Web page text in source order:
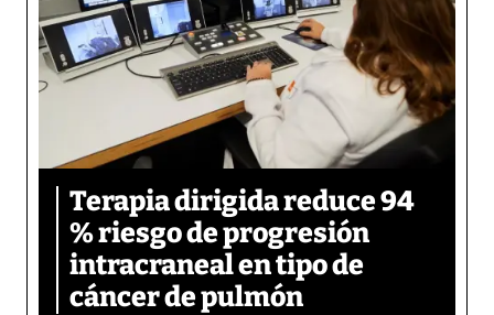
Terapia dirigida reduce 94
% riesgo de progresión
intracraneal en tipo de
cáncer de pulmón